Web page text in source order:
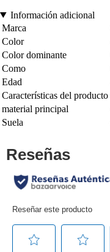
Información adicional
Marca
Color
Color dominante
Como
Edad
Características del producto
material principal
Suela